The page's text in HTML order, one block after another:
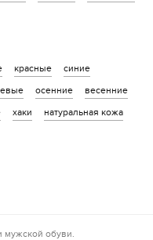
красные
синие
осенние
весенние
хаки
натуральная кожа
мужской обуви.